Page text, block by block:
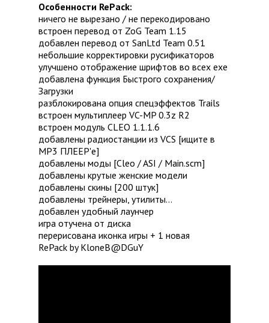
Особенности RePack:
ничего не вырезано / не перекодировано
встроен перевод от ZoG Team 1.15
добавлен перевод от SanLtd Team 0.51
небольшие корректировки русификаторов
улучшено отображение шрифтов во всех exe
добавлена функция Быстрого сохранения/
Загрузки
разблокирована опция спецэффектов Trails
встроен мультиплеер VC-MP 0.3z R2
встроен модуль CLEO 1.1.1.6
добавлены радиостанции из VCS [ищите в
MP3 ПЛЕЕР'е]
добавлены моды [Cleo / ASI / Main.scm]
добавлены крутые женские модели
добавлены скины [200 штук]
добавлены трейнеры, утилиты...
добавлен удобный лаунчер
игра отучена от диска
перерисована иконка игры + 1 новая
RePack by KloneB@DGuY